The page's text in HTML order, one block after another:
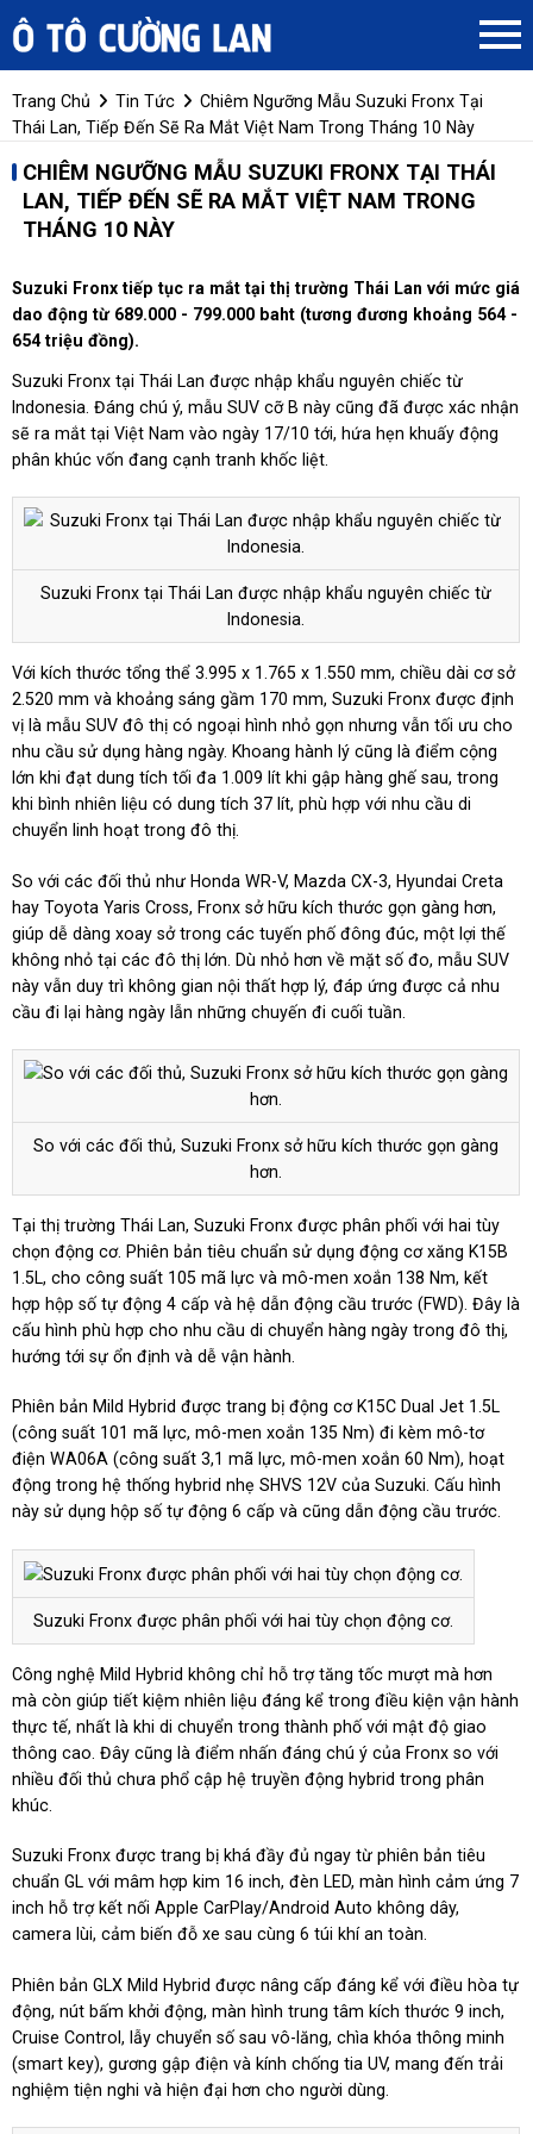
Trang Chủ Tin Tức
Chiêm Ngưỡng Mẫu Suzuki Fronx Tại
Thái Lan, Tiếp Đến Sẽ Ra Mắt Việt Nam Trong Tháng 10 Này
CHIÊM NGƯỠNG MẪU SUZUKI FRONX TẠI THÁI
LAN, TIẾP ĐẾN SẼ RA MẮT VIỆT NAM TRONG
THÁNG 10 NÀY
Suzuki Fronx tiếp tục ra mắt tại thị trường Thái Lan với mức giá
dao động từ 689.000 - 799.000 baht (tương đương khoảng 564 -
654 triệu đồng).
Suzuki Fronx tại Thái Lan được nhập khẩu nguyên chiếc từ
Indonesia. Đáng chú ý, mẫu SUV cỡ B này cũng đã được xác nhận
sẽ ra mắt tại Việt Nam vào ngày 17/10 tới, hứa hẹn khuấy động
phân khúc vốn đang cạnh tranh khốc liệt.
Suzuki Fronx tại Thái Lan được nhập khẩu nguyên chiếc từ
Indonesia.
Với kích thước tổng thể 3.995 x 1.765 x 1.550 mm, chiều dài cơ sở
2.520 mm và khoảng sáng gầm 170 mm, Suzuki Fronx được định
vị là mẫu SUV đô thị có ngoại hình nhỏ gọn nhưng vẫn tối ưu cho
nhu cầu sử dụng hàng ngày. Khoang hành lý cũng là điểm cộng
lớn khi đạt dung tích tối đa 1.009 lít khi gập hàng ghế sau, trong
khi bình nhiên liệu có dung tích 37 lít, phù hợp với nhu cầu di
chuyển linh hoạt trong đô thị.
So với các đối thủ như Honda WR-V, Mazda CX-3, Hyundai Creta
hay Toyota Yaris Cross, Fronx sở hữu kích thước gọn gàng hơn,
giúp dễ dàng xoay sở trong các tuyến phố đông đúc, một lợi thế
không nhỏ tại các đô thị lớn. Dù nhỏ hơn về mặt số đo, mẫu SUV
này vẫn duy trì không gian nội thất hợp lý, đáp ứng được cả nhu
cầu đi lại hàng ngày lẫn những chuyến đi cuối tuần.
So với các đối thủ, Suzuki Fronx sở hữu kích thước gọn gàng
hơn.
Tại thị trường Thái Lan, Suzuki Fronx được phân phối với hai tùy
chọn động cơ. Phiên bản tiêu chuẩn sử dụng động cơ xăng K15B
1.5L, cho công suất 105 mã lực và mô-men xoắn 138 Nm, kết
hợp hộp số tự động 4 cấp và hệ dẫn động cầu trước (FWD). Đây là
cấu hình phù hợp cho nhu cầu di chuyển hàng ngày trong đô thị,
hướng tới sự ổn định và dễ vận hành.
Phiên bản Mild Hybrid được trang bị động cơ K15C Dual Jet 1.5L
(công suất 101 mã lực, mô-men xoắn 135 Nm) đi kèm mô-tơ
điện WA06A (công suất 3,1 mã lực, mô-men xoắn 60 Nm), hoạt
động trong hệ thống hybrid nhẹ SHVS 12V của Suzuki. Cấu hình
này sử dụng hộp số tự động 6 cấp và cũng dẫn động cầu trước.
Suzuki Fronx được phân phối với hai tùy chọn động cơ.
Công nghệ Mild Hybrid không chỉ hỗ trợ tăng tốc mượt mà hơn
mà còn giúp tiết kiệm nhiên liệu đáng kể trong điều kiện vận hành
thực tế, nhất là khi di chuyển trong thành phố với mật độ giao
thông cao. Đây cũng là điểm nhấn đáng chú ý của Fronx so với
nhiều đối thủ chưa phổ cập hệ truyền động hybrid trong phân
khúc.
Suzuki Fronx được trang bị khá đầy đủ ngay từ phiên bản tiêu
chuẩn GL với mâm hợp kim 16 inch, đèn LED, màn hình cảm ứng 7
inch hỗ trợ kết nối Apple CarPlay/Android Auto không dây,
camera lùi, cảm biến đỗ xe sau cùng 6 túi khí an toàn.
Phiên bản GLX Mild Hybrid được nâng cấp đáng kể với điều hòa tự
động, nút bấm khởi động, màn hình trung tâm kích thước 9 inch,
Cruise Control, lẫy chuyển số sau vô-lăng, chìa khóa thông minh
(smart key), gương gập điện và kính chống tia UV, mang đến trải
nghiệm tiện nghi và hiện đại hơn cho người dùng.